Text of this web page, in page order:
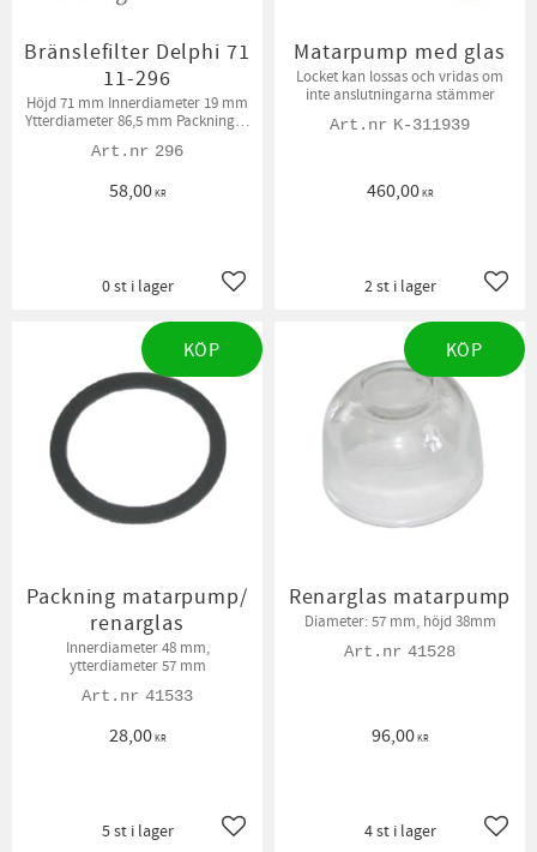
Bränslefilter Delphi 71
11-296
Höjd 71 mm Innerdiameter 19 mm
Ytterdiameter 86,5 mm Packningar
296
58,00KR
Lägg till i favoriter
0 st i lager
Matarpump med glas
Locket kan lossas och vridas om
inte anslutningarna stämmer
K-311939
460,00KR
2 st i lager
Packning matarpump/
renarglas
Innerdiameter 48 mm,
ytterdiameter 57 mm
41533
28,00KR
Lägg till i favoriter
5 st i lager
KÖP
Renarglas matarpump
Diameter: 57 mm, höjd 38mm
41528
96,00KR
4 st i lager
KÖP